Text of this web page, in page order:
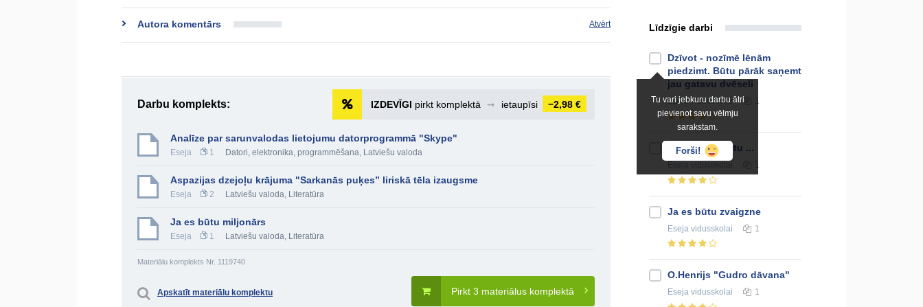
Autora komentārs Atvērt
Darbu komplekts: IZDEVĪGI pirkt komplektā ➞ ietaupīsi −2,98 €
Analīze par sarunvalodas lietojumu datorprogrammā "Skype"
Eseja 1 Datori, elektronika, programmēšana, Latviešu valoda
Aspazijas dzejoļu krājuma "Sarkanās puķes” liriskā tēla izaugsme
Eseja 2 Latviešu valoda, Literatūra
Ja es būtu miljonārs
Eseja 1 Latviešu valoda, Literatūra
Materiālu komplekts Nr. 1119740
Pirkt 3 materiālus komplektā
Apskatīt materiālu komplektu
Līdzīgie darbi
Tu vari jebkuru darbu ātri
pievienot savu vēlmju
sarakstam.
Forši!
Dzīvot - nozīmē lēnām
piedzimt. Būtu pārāk saņemt
jau gatavu dvēseli
Esejavidusskolai 1
Kā būtu, ja būtu ...
1
Ja es būtu zvaigzne
Eseja vidusskolai 1
O.Henrijs "Gudro dāvana"
Eseja vidusskolai 1